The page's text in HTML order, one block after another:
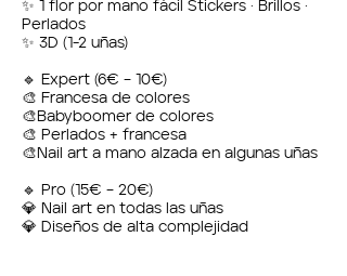
✨ 1 flor por mano fácil Stickers · Brillos ·
Perlados
✨ 3D (1-2 uñas)
🔹 Expert (6€ – 10€)
🎨 Francesa de colores
🎨Babyboomer de colores
🎨 Perlados + francesa
🎨Nail art a mano alzada en algunas uñas
🔹 Pro (15€ – 20€)
💎 Nail art en todas las uñas
💎 Diseños de alta complejidad